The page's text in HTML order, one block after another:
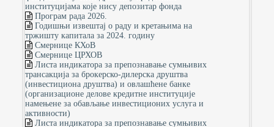
институцијама које нису депозитар фонда
Програм рада 2026.
Годишњи извештај о раду и кретањима на
тржишту капитала за 2024. годину
Смернице КХоВ
Смернице ЦРХОВ
Листа индикатора за препознавање сумњивих
трансакција за брокерско-дилерска друштва
(инвестициона друштва) и овлашћене банке
(организационе делове кредитне институције
намењене за обављање инвестиционих услуга и
активности)
Листа индикатора за препознавање сумњивих